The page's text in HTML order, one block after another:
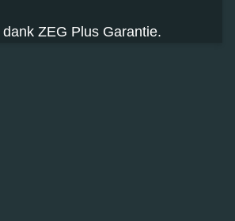
ZEG Plus Garantie.